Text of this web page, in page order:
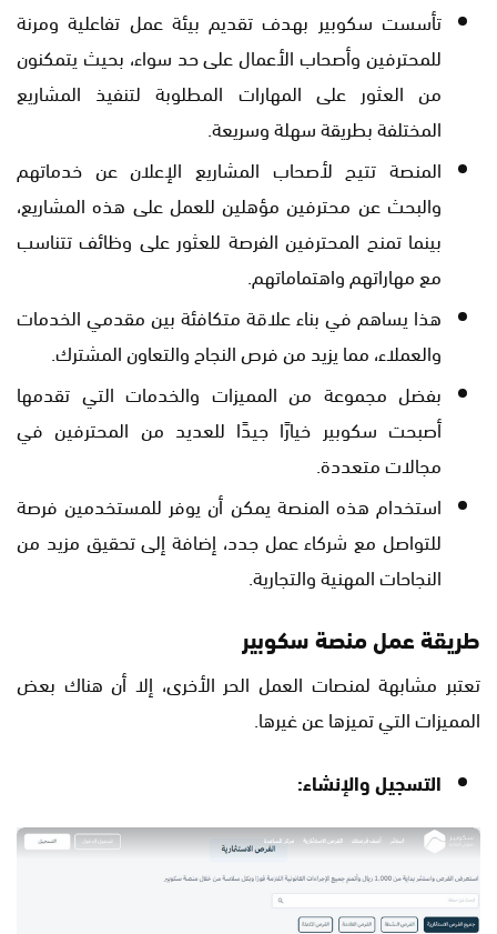
تأسست سكوبير بهدف تقديم بيئة عمل تفاعلية ومرنة
للمحترفين وأصحاب الأعمال على حد سواء، بحيث يتمكنون
من العثور على المهارات المطلوبة لتنفيذ المشاريع
المختلفة بطريقة سهلة وسريعة.
المنصة تتيح لأصحاب المشاريع الإعلان عن خدماتهم
والبحث عن محترفين مؤهلين للعمل على هذه المشاريع،
بينما تمنح المحترفين الفرصة للعثور على وظائف تتناسب
مع مهاراتهم واهتماماتهم.
هذا يساهم في بناء علاقة متكافئة بين مقدمي الخدمات
والعملاء، مما يزيد من فرص النجاح والتعاون المشترك.
بفضل مجموعة من المميزات والخدمات التي تقدمها
أصبحت سكوبير خيارًا جيدًا للعديد من المحترفين في
مجالات متعددة.
استخدام هذه المنصة يمكن أن يوفر للمستخدمين فرصة
للتواصل مع شركاء عمل جدد، إضافة إلى تحقيق مزيد من
النجاحات المهنية والتجارية.
طريقة عمل منصة سكوبير
تعتبر مشابهة لمنصات العمل الحر الأخرى، إلا أن هناك بعض
المميزات التي تميزها عن غيرها.
التسجيل والإنشاء: